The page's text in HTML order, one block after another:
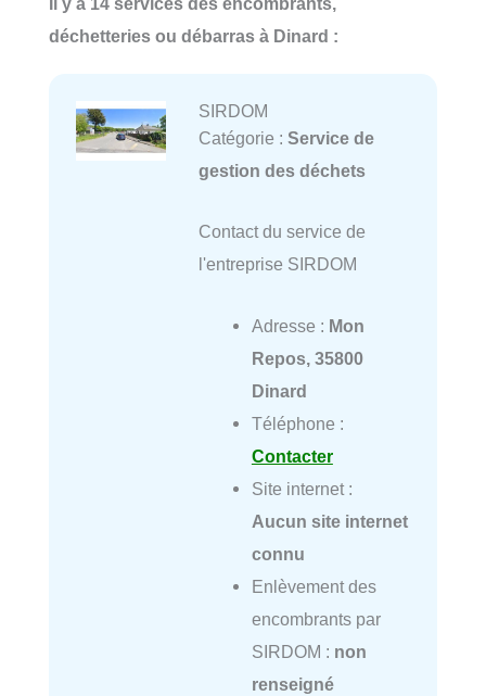
déchetteries ou débarras à Dinard :
SIRDOM
Catégorie : Service de
gestion des déchets
Contact du service de
l'entreprise SIRDOM
Adresse : Mon
Repos, 35800
Dinard
Téléphone :
Contacter
Site internet :
Aucun site internet
connu
Enlèvement des
encombrants par
SIRDOM : non
renseigné